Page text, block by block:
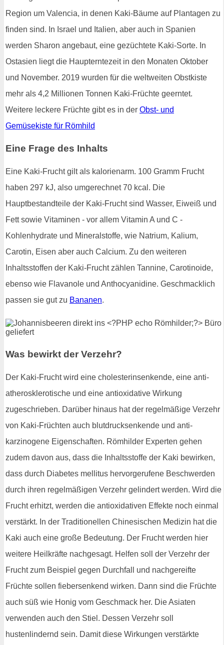
Region um Valencia, in denen Kaki-Bäume auf Plantagen zu
finden sind. In Israel und Italien, aber auch in Spanien
werden Sharon angebaut, eine gezüchtete Kaki-Sorte. In
Ostasien liegt die Haupterntezeit in den Monaten Oktober
und November. 2019 wurden für die weltweiten Obstkiste
mehr als 4,2 Millionen Tonnen Kaki-Früchte geerntet.
Weitere leckere Früchte gibt es in der Obst- und
Gemüsekiste für Römhild
Eine Frage des Inhalts
Eine Kaki-Frucht gilt als kalorienarm. 100 Gramm Frucht
haben 297 kJ, also umgerechnet 70 kcal. Die
Hauptbestandteile der Kaki-Frucht sind Wasser, Eiweiß und
Fett sowie Vitaminen - vor allem Vitamin A und C -
Kohlenhydrate und Mineralstoffe, wie Natrium, Kalium,
Carotin, Eisen aber auch Calcium. Zu den weiteren
Inhaltsstoffen der Kaki-Frucht zählen Tannine, Carotinoide,
ebenso wie Flavanole und Anthocyanidine. Geschmacklich
passen sie gut zu Bananen.
Was bewirkt der Verzehr?
Der Kaki-Frucht wird eine cholesterinsenkende, eine anti-
atherosklerotische und eine antioxidative Wirkung
zugeschrieben. Darüber hinaus hat der regelmäßige Verzehr
von Kaki-Früchten auch blutdrucksenkende und anti-
karzinogene Eigenschaften. Römhilder Experten gehen
zudem davon aus, dass die Inhaltsstoffe der Kaki bewirken,
dass durch Diabetes mellitus hervorgerufene Beschwerden
durch ihren regelmäßigen Verzehr gelindert werden. Wird die
Frucht erhitzt, werden die antioxidativen Effekte noch einmal
verstärkt. In der Traditionellen Chinesischen Medizin hat die
Kaki auch eine große Bedeutung. Der Frucht werden hier
weitere Heilkräfte nachgesagt. Helfen soll der Verzehr der
Frucht zum Beispiel gegen Durchfall und nachgereifte
Früchte sollen fiebersenkend wirken. Dann sind die Früchte
auch süß wie Honig vom Geschmack her. Die Asiaten
verwenden auch den Stiel. Dessen Verzehr soll
hustenlindernd sein. Damit diese Wirkungen verstärkte